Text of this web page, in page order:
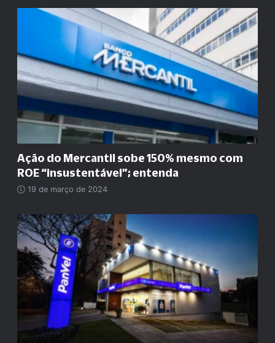
Ação do Mercantil sobe 150% mesmo com
ROE“insustentável”; entenda
19 de março de 2024